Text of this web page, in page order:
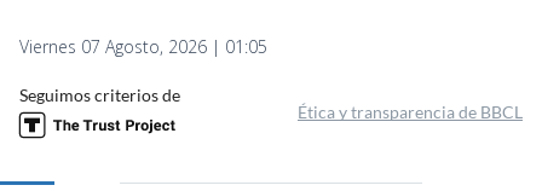
Viernes 07 Agosto, 2026 | 01:05
Seguimos criterios de
Ética y transparencia de BBCL